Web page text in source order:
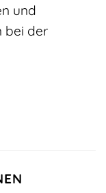
und
bei der